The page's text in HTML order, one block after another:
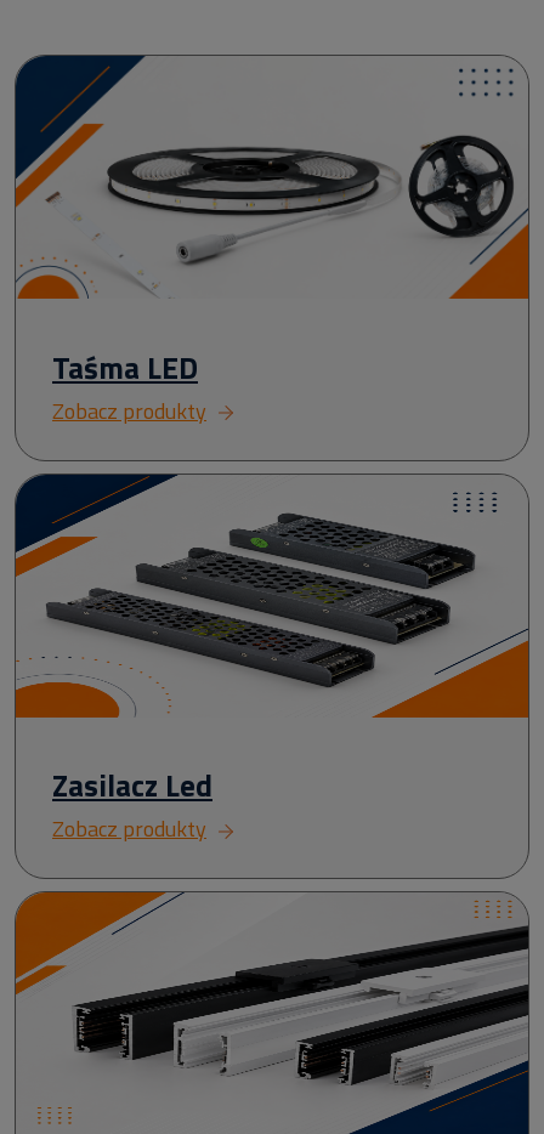
Taśma LED
Zobacz produkty
Zasilacz Led
Zobacz produkty